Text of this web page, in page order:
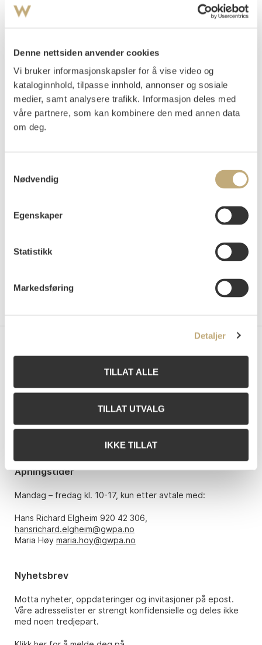
Denne nettsiden anvender cookies
Vi bruker informasjonskapsler for å vise video og
kataloginnhold, tilpasse innhold, annonser og sosiale
medier, samt analysere trafikk. Informasjon deles med
våre partnere, som kan kombinere den med annen data
om deg.
Nødvendig
Egenskaper
Statistikk
Markedsføring
Detaljer
TILLAT ALLE
TILLAT UTVALG
IKKE TILLAT
49x38
Signert nede t.h.: J Rian
Vurdering
NOK 60 000–80 000
onsdag 25. november 2020 kl 18:30
Kontakt oss
Bankplassen 1A
Telefon: 22 86 21 86
Åpningstider
Mandag – fredag kl. 10-17, kun etter avtale med:
Hans Richard Elgheim 920 42 306,
hansrichard.elgheim@gwpa.no
Maria Høy maria.hoy@gwpa.no
Nyhetsbrev
Motta nyheter, oppdateringer og invitasjoner på epost.
Våre adresselister er strengt konfidensielle og deles ikke
med noen tredjepart.